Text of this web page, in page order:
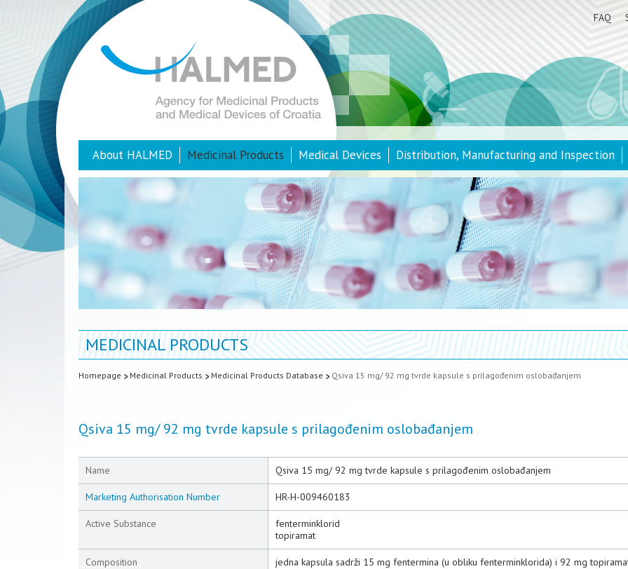
FAQ
About HALMED Medicinal Products Medical Devices Distribution, Manufacturing and Inspection
MEDICINAL PRODUCTS
Homepage Medicinal Products Medicinal Products Database Qsiva 15 mg/ 92 mg tvrde kapsule s prilagođenim oslobađanjem
Qsiva 15 mg/ 92 mg tvrde kapsule s prilagođenim oslobađanjem
Name Qsiva 15 mg/ 92 mg tvrde kapsule s prilagođenim oslobađanjem
Marketing Authorisation Number HR-H-009460183
Active Substance
fenterminklorid
topiramat
Composition jedna kapsula sadrži 15 mg fentermina (u obliku fenterminklorida) i 92 mg